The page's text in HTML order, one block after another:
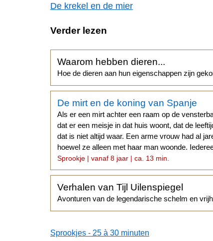
De krekel en de mier
Verder lezen
Waarom hebben dieren...
Hoe de dieren aan hun eigenschappen zijn
De mirt en de koning van Spanje
Als er een mirt achter een raam op de
dat er een meisje in dat huis woont, dat de
dat is niet altijd waar. Een arme vrouw had al
hoewel ze alleen met haar man woonde.
Sprookje | vanaf 8 jaar | ca. 13 min.
Verhalen van Tijl Uilenspiegel
Avonturen van de legendarische schelm en
Sprookjes - 25 à 30 minuten